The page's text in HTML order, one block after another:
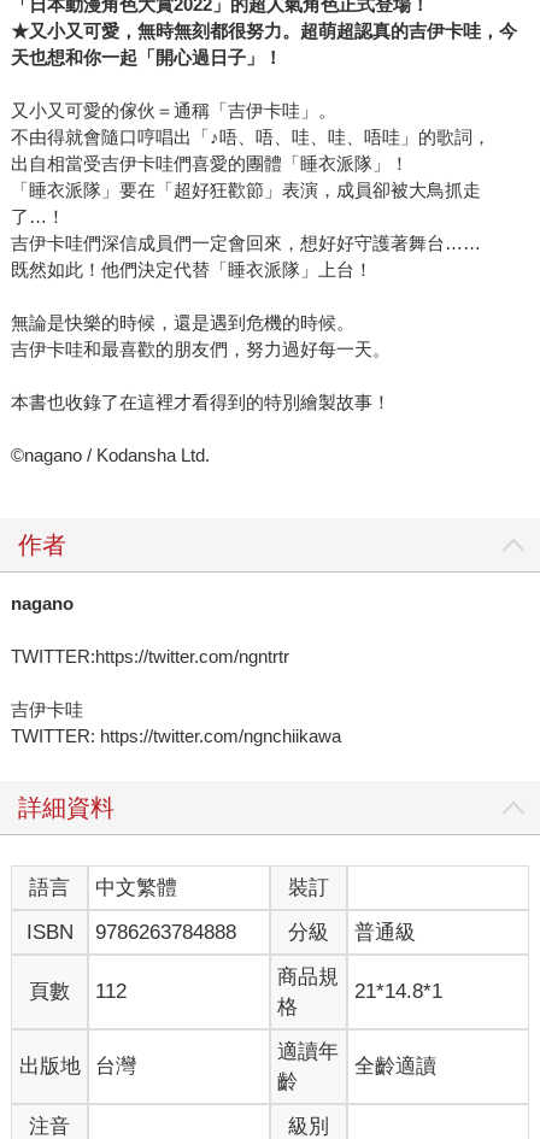
★又小又可愛，無時無刻都很努力。超萌超認真的吉伊卡哇，今
天也想和你一起「開心過日子」！
又小又可愛的傢伙＝通稱「吉伊卡哇」。
不由得就會隨口哼唱出「♪唔、唔、哇、哇、唔哇」的歌詞，
出自相當受吉伊卡哇們喜愛的團體「睡衣派隊」！
「睡衣派隊」要在「超好狂歡節」表演，成員卻被大鳥抓走
了…！
吉伊卡哇們深信成員們一定會回來，想好好守護著舞台……
既然如此！他們決定代替「睡衣派隊」上台！
無論是快樂的時候，還是遇到危機的時候。
吉伊卡哇和最喜歡的朋友們，努力過好每一天。
本書也收錄了在這裡才看得到的特別繪製故事！
©nagano / Kodansha Ltd.
作者
nagano
TWITTER:https://twitter.com/ngntrtr
吉伊卡哇
TWITTER: https://twitter.com/ngnchiikawa
詳細資料
語言 中文繁體
裝訂
ISBN
9786263784888 分級 普通級
頁數 112
商品規
格
21*14.8*1
出版地 台灣
適讀年
齡
全齡適讀
注音 級別